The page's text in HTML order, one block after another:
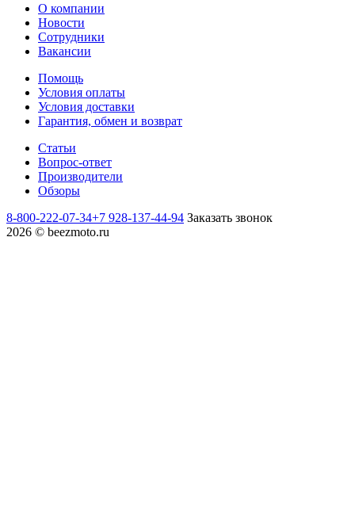
О компании
Новости
Сотрудники
Вакансии
Помощь
Условия оплаты
Условия доставки
Гарантия, обмен и возврат
Статьи
Вопрос-ответ
Производители
Обзоры
8-800-222-07-34+7 928-137-44-94 Заказать звонок
2026 © beezmoto.ru